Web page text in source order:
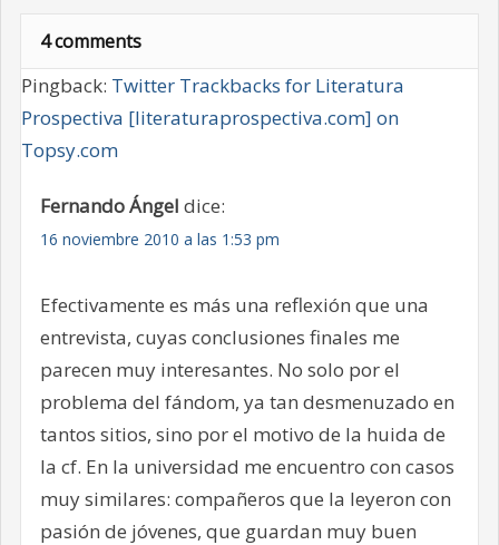
4 comments
Pingback: Twitter Trackbacks for Literatura
Prospectiva [literaturaprospectiva.com] on
Topsy.com
Fernando Ángel dice:
16 noviembre 2010 a las 1:53 pm
Efectivamente es más una reflexión que una
entrevista, cuyas conclusiones finales me
parecen muy interesantes. No solo por el
problema del fándom, ya tan desmenuzado en
tantos sitios, sino por el motivo de la huida de
la cf. En la universidad me encuentro con casos
muy similares: compañeros que la leyeron con
pasión de jóvenes, que guardan muy buen